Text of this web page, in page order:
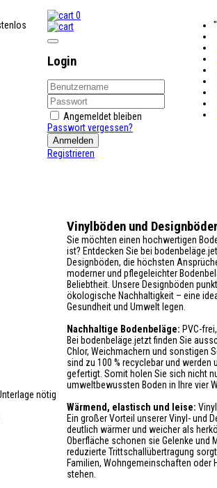
0
Login
Angemeldet bleiben
Passwort vergessen?
Anmelden
Registrieren
nötig
Vinylböden und
Sie möchten einen hochwertigen
ist? Entdecken Sie bei
Designböden, die höchsten
moderner und pflegeleichter
Beliebtheit. Unsere Designböden
ökologische Nachhaltigkeit – eine
Gesundheit und Umwelt legen.
Nachhaltige Bodenbeläge: PVC-
Bei bodenbeläge.jetzt finden Sie
Chlor, Weichmachern und sonstigen
sind zu 100 % recyclebar und
gefertigt. Somit holen Sie sich nicht
umweltbewussten Boden in Ihre vier
Wärmend, elastisch und leise:
Ein großer Vorteil unserer Vinyl- und
deutlich wärmer und weicher als
Oberfläche schonen sie Gelenke und
reduzierte Trittschallübertragung
Familien, Wohngemeinschaften oder
stehen.